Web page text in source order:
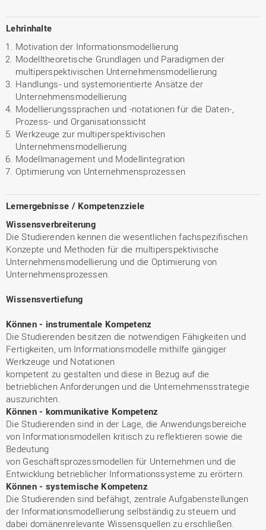
Lehrinhalte
Motivation der Informationsmodellierung
Modelltheoretische Grundlagen und Paradigmen der
multiperspektivischen Unternehmensmodellierung
Handlungs- und systemorientierte Ansätze der
Unternehmensmodellierung
Modellierungssprachen und -notationen für die Daten-,
Prozess- und Organisationssicht
Werkzeuge zur multiperspektivischen
Unternehmensmodellierung
Modellmanagement und Modellintegration
Optimierung von Unternehmensprozessen
Lernergebnisse / Kompetenzziele
Wissensverbreiterung
Die Studierenden kennen die wesentlichen fachspezifischen
Konzepte und Methoden für die multiperspektivische
Unternehmensmodellierung und die Optimierung von
Unternehmensprozessen.
Wissensvertiefung
Können - instrumentale Kompetenz
Die Studierenden besitzen die notwendigen Fähigkeiten und
Fertigkeiten, um Informationsmodelle mithilfe gängiger
Werkzeuge und Notationen
kompetent zu gestalten und diese in Bezug auf die
betrieblichen Anforderungen und die Unternehmensstrategie
auszurichten.
Können - kommunikative Kompetenz
Die Studierenden sind in der Lage, die Anwendungsbereiche
von Informationsmodellen kritisch zu reflektieren sowie die
Bedeutung
von Geschäftsprozessmodellen für Unternehmen und die
Entwicklung betrieblicher Informationssysteme zu erörtern.
Können - systemische Kompetenz
Die Studierenden sind befähigt, zentrale Aufgabenstellungen
der Informationsmodellierung selbständig zu steuern und
dabei domänenrelevante Wissensquellen zu erschließen.